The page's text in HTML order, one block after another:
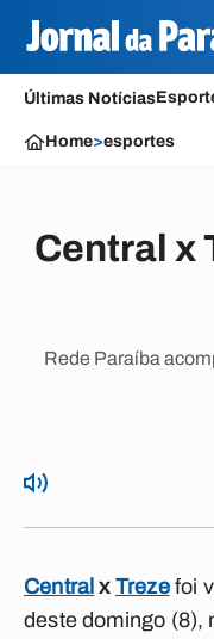
Últimas Notícias
Home>esportes
Central x
Rede Paraíba
Central x Treze foi
deste domingo (8),